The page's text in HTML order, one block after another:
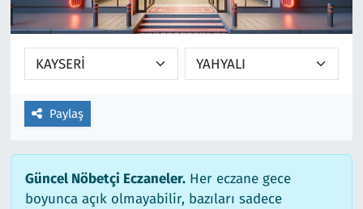
Paylaş
Güncel Nöbetçi Eczaneler.Her eczane gece
boyunca açık olmayabilir, bazıları sadece
Ekonomi
Siyaset
Foto Galeri
Video
Yazarlar
Gündem
Kapaklı
Kırklareli
Kültür Sanat
Malkara